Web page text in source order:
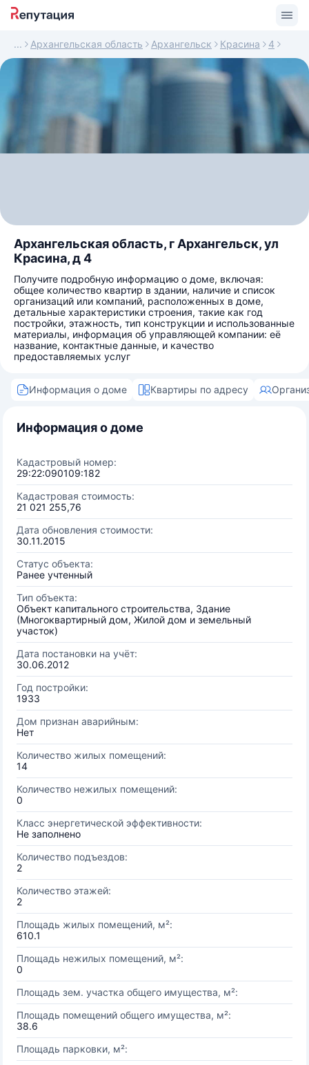
Архангельская область Архангельск Красина 4
Архангельская область, г Архангельск, ул
Красина, д 4
Получите подробную информацию о доме, включая:
общее количество квартир в здании, наличие и список
организаций или компаний, расположенных в доме,
детальные характеристики строения, такие как год
постройки, этажность, тип конструкции и использованные
материалы, информация об управляющей компании: её
название, контактные данные, и качество
предоставляемых услуг
Информация о доме Квартиры по адресу
Информация о доме
Кадастровый номер:
29:22:090109:182
Кадастровая стоимость:
21 021 255,76
Дата обновления стоимости:
30.11.2015
Статус объекта:
Ранее учтенный
Тип объекта:
Объект капитального строительства, Здание
(Многоквартирный дом, Жилой дом и земельный
участок)
Дата постановки на учёт:
30.06.2012
Год постройки:
1933
Дом признан аварийным:
Нет
Количество жилых помещений:
14
Количество нежилых помещений:
0
Класс энергетической эффективности:
Не заполнено
Количество подъездов:
2
Количество этажей:
2
Площадь жилых помещений, м²:
610.1
Площадь нежилых помещений, м²:
0
Площадь зем. участка общего имущества, м²:
Площадь помещений общего имущества, м²:
38.6
Площадь парковки, м²: